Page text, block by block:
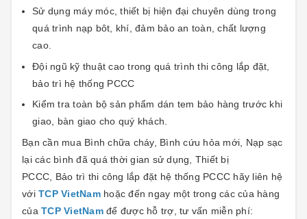
Sử dụng máy móc, thiết bị hiện đại chuyên dùng trong
quá trình nạp bôt, khí, đảm bảo an toàn, chất lượng
cao.
Đội ngũ kỹ thuật cao trong quá trình thi công lắp đặt,
bảo trì hệ thống PCCC
Kiểm tra toàn bộ sản phẩm dán tem bảo hàng trước khi
giao, bàn giao cho quý khách.
Bạn cần mua Bình chữa cháy, Bình cứu hỏa mới, Nạp sạc
lại các bình đã quá thời gian sử dụng, Thiết bị
PCCC, Bảo trì thi công lắp đặt hệ thống PCCC hãy liên hệ
với TCP VietNamhoặc đến ngay một trong các của hàng
của TCP VietNamđể được hỗ trợ, tư vấn miễn phí: